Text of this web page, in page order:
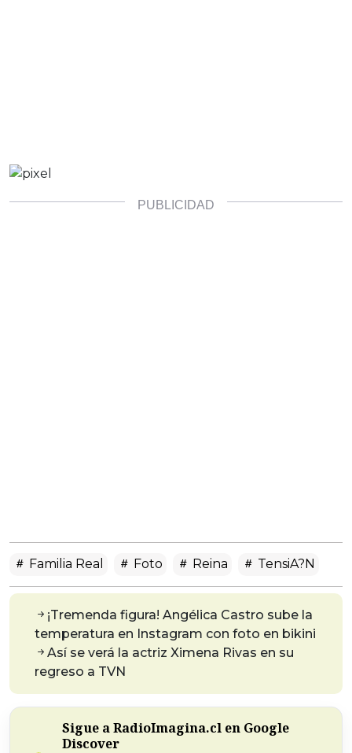
Familia Real Foto Reina TensiA?n
¡Tremenda figura! Angélica Castro sube la
temperatura en Instagram con foto en bikini
Así se verá la actriz Ximena Rivas en su
regreso a TVN
Sigue a RadioImagina.cl en Google
Discover